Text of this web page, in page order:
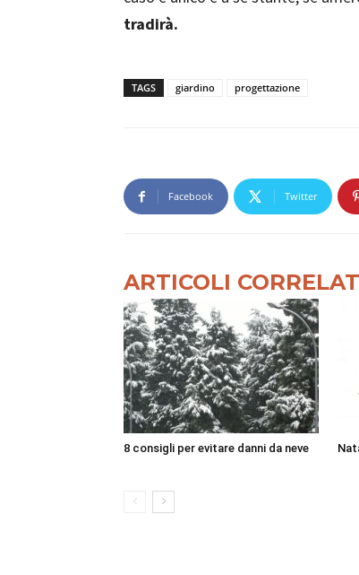
tradirà.
TAGS giardino progettazione
Facebook Twitter
ARTICOLI
8 consigli per evitare danni da neve